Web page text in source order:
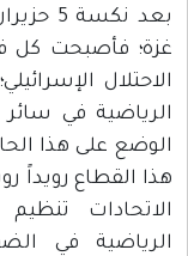
غزة؛ فأصبحت كل
الاحتلال
الرياضية في
الوضع على هذا
هذا القطاع رويداً
الاتحادات
الرياضية في